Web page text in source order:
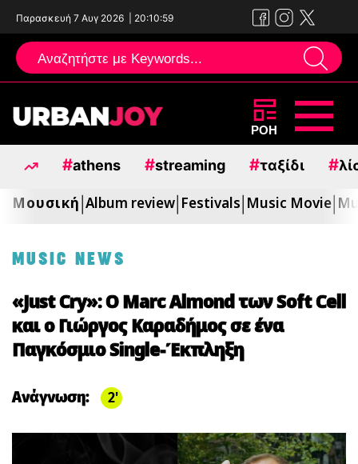
Παρασκευή 7 Αυγ 2026 20:11:00
Μεταπηδήστε
περιεχόμενο
ΡΟΗ
#athens #streaming #ταξίδι #
Μουσική Album review Festivals Music Movie
MUSIC NEWS
«Just Cry»: Ο Marc Almond των Soft Cell
και ο Γιώργος Καραδήμος σε ένα
Παγκόσμιο Single-Έκπληξη
Ανάγνωση: 2